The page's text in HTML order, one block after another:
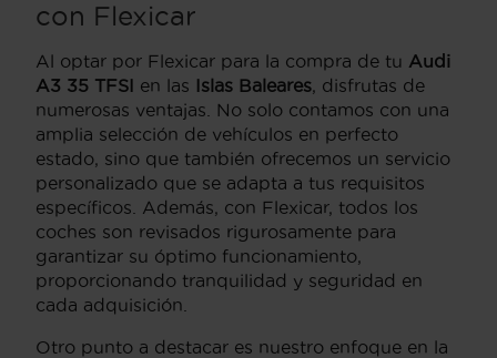
con Flexicar
Al optar por Flexicar para la compra de tu Audi
A3 35 TFSI en las Islas Baleares, disfrutas de
numerosas ventajas. No solo contamos con una
amplia selección de vehículos en perfecto
estado, sino que también ofrecemos un servicio
personalizado que se adapta a tus requisitos
específicos. Además, con Flexicar, todos los
coches son revisados rigurosamente para
garantizar su óptimo funcionamiento,
proporcionando tranquilidad y seguridad en
cada adquisición.
Otro punto a destacar es nuestro enfoque en la